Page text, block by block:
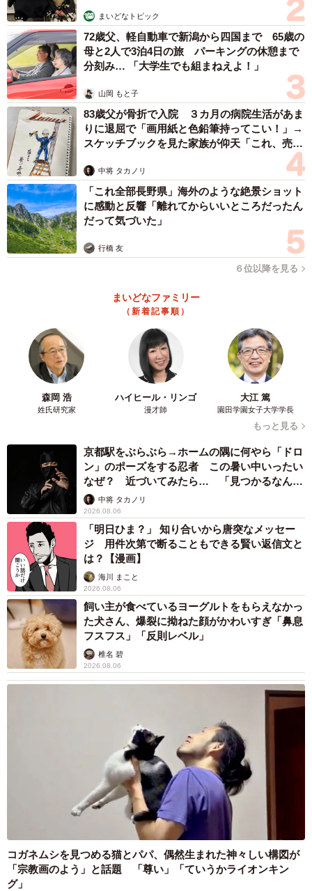
はないか。官僚も政府も日本の文化を守ろうという気がな
いらしいから、こっちから捨ててやるというくらいの気持
ちになる」と言い切った。
会見はYouTubeでも配信され、チャット欄には「『決まっ
たことだから仕方がない』じゃないよね」「制度の話、何
回聞いてもどんどん謎が生まれてくる」「労働者の邪魔を
する制度」といった書き込みが相次いでいた。
STOP！インボイスに賛同する有志団体の一部（提供）
STOP！インボイスでは今後も地方議会への働き掛けやイベ
ント、超党派議連ヒアリングなどの活動を予定。引き続
き、SNSなどで情報発信にも力を入れていくという。
◇ ◇
▽STOP！インボイス
https://stopinvoice.org/
まいどなトピック
72歳父、軽自動車で新潟から四国まで 65歳の
母と2人で3泊4日の旅 パーキングの休憩まで
分刻み… 「大学生でも組まねえよ！」
山岡 もと子
83歳父が骨折で入院 ３カ月の病院生活があま
りに退屈で「画用紙と色鉛筆持ってこい！」→
スケッチブックを見た家族が仰天「これ、売れ
中将 タカノリ
「これ全部長野県」海外のような絶景ショット
に感動と反響「離れてからいいところだったん
だって気づいた」
行橋 友
６位以降を見る
まいどなファミリー
（新着記事順）
森岡 浩
姓氏研究家
ハイヒール・リンゴ
漫才師
大江 篤
園田学園女子大学学長
もっと見る
京都駅をぶらぶら→ホームの隅に何やら「ドロ
ン」のポーズをする忍者 この暑い中いったい
なぜ？ 近づいてみたら… 「見つかるなんて
未熟」中将 タカノリ
2026.08.06
「明日ひま？」 知り合いから唐突なメッセー
ジ 用件次第で断ることもできる賢い返信文と
は？【漫画】
海川 まこと
2026.08.06
飼い主が食べているヨーグルトをもらえなかっ
た犬さん、爆裂に拗ねた顔がかわいすぎ「鼻息
フスフス」「反則レベル」
椎名 碧
2026.08.06
コガネムシを見つめる猫とパパ、偶然生まれた神々しい構図が
「宗教画のよう」と話題 「尊い」「ていうかライオンキン
グ」